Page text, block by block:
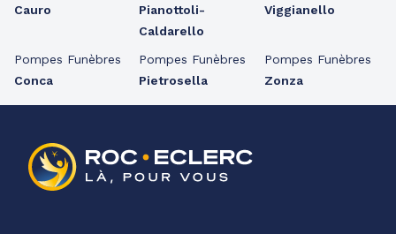
Cauro
Pompes Funèbres
Conca
Pianottoli-
Caldarello
Pompes Funèbres
Pietrosella
Viggianello
Pompes Funèbres
Zonza